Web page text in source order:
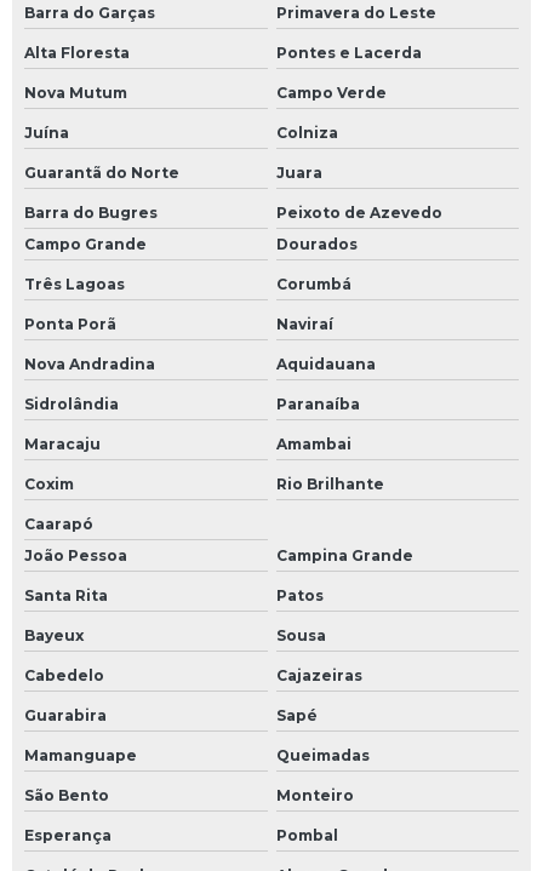
Barra do Garças Primavera do Leste
Alta Floresta Pontes e Lacerda
Nova Mutum Campo Verde
Juína Colniza
Guarantã do Norte Juara
Barra do Bugres
Peixoto de Azevedo
Campo Grande
Dourados
Três Lagoas Corumbá
Ponta Porã Naviraí
Nova Andradina Aquidauana
Sidrolândia Paranaíba
Maracaju Amambai
Coxim Rio Brilhante
Caarapó
João Pessoa
Campina Grande
Santa Rita Patos
Bayeux Sousa
Cabedelo Cajazeiras
Guarabira Sapé
Mamanguape Queimadas
São Bento Monteiro
Esperança Pombal